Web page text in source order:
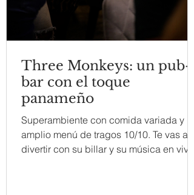
Three Monkeys: un pub-
bar con el toque
panameño
Superambiente con comida variada y
amplio menú de tragos 10/10. Te vas a
divertir con su billar y su música en vivo